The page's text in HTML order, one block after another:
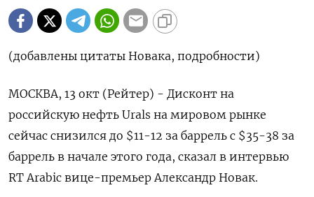
(добавлены цитаты Новака, подробности)
МОСКВА, 13 окт (Рейтер) - Дисконт на
российскую нефть Urals на мировом рынке
сейчас снизился до $11-12 за баррель с $35-38 за
баррель в начале этого года, сказал в интервью
RT Arabic вице-премьер Александр Новак.